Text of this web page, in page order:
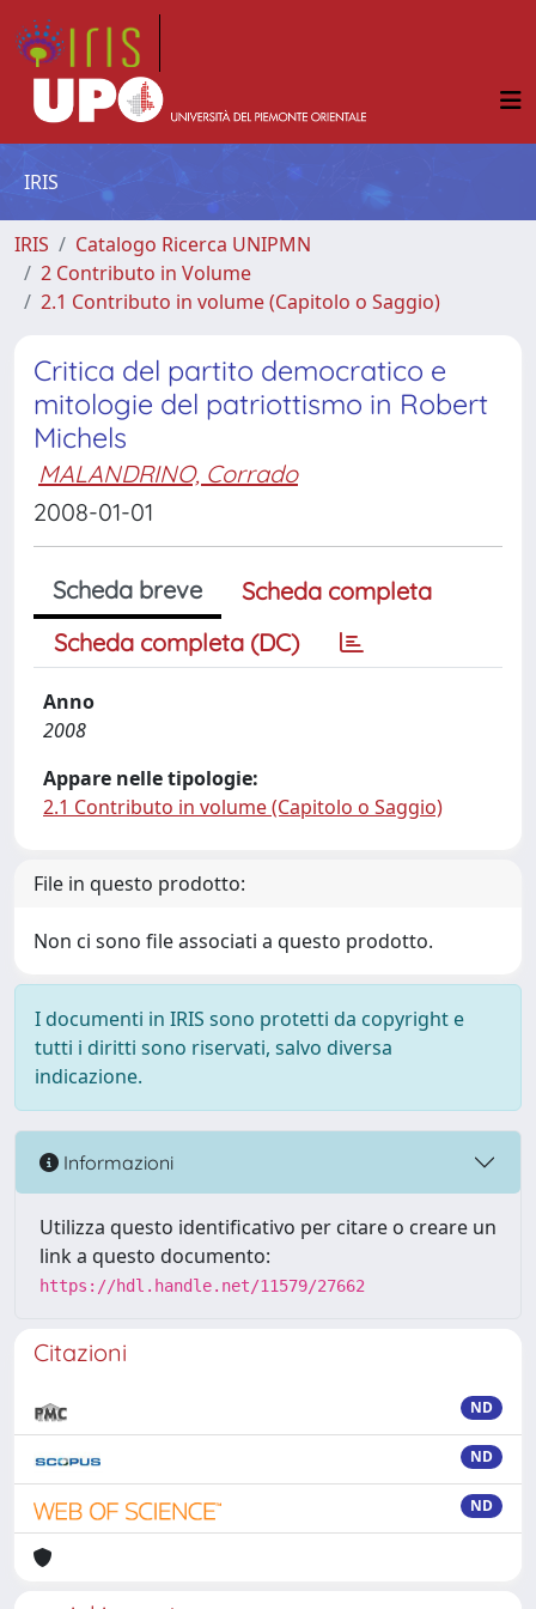
IRIS
IRIS
Catalogo Ricerca UNIPMN
2 Contributo in Volume
2.1 Contributo in volume (Capitolo o Saggio)
Critica del partito democratico e
mitologie del patriottismo in Robert
Michels
MALANDRINO, Corrado
2008-01-01
Scheda breve
Scheda completa
Scheda completa (DC)
Anno
2008
Appare nelle tipologie:
2.1 Contributo in volume (Capitolo o Saggio)
File in questo prodotto:
Non ci sono file associati a questo prodotto.
I documenti in IRIS sono protetti da copyright e
tutti i diritti sono riservati, salvo diversa
indicazione.
Informazioni
Utilizza questo identificativo per citare o creare un
link a questo documento:
https://hdl.handle.net/11579/27662
Citazioni
ND
ND
ND